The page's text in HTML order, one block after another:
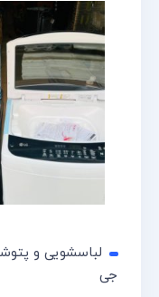
لباسشویی و
جی